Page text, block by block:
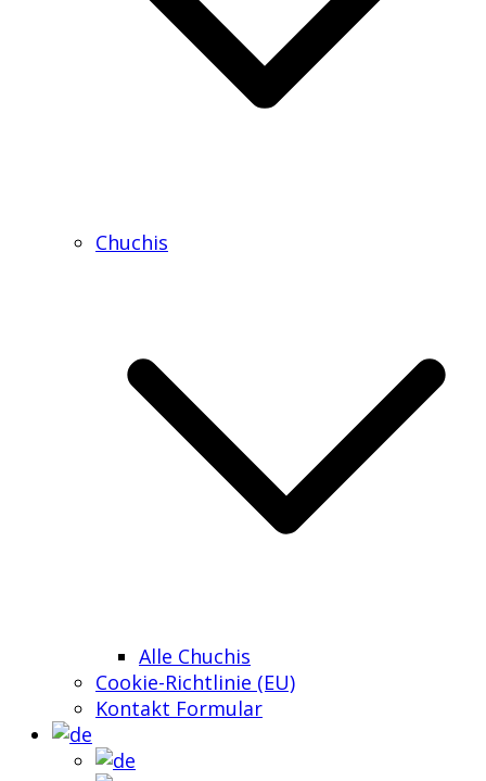
Chuchis
Alle Chuchis
Cookie-Richtlinie (EU)
Kontakt Formular